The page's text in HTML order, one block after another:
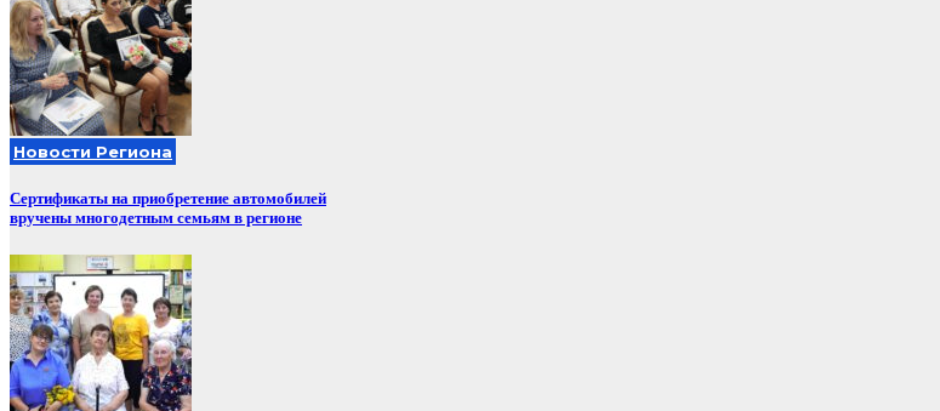
Новости Региона
Сертификаты на приобретение автомобилей
вручены многодетным семьям в регионе